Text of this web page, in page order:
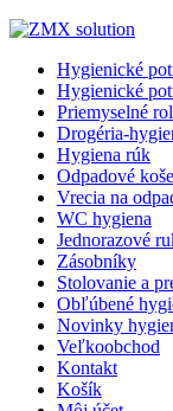
Hygienické
Hygienické
Priemyselné
Drogéria-
Hygiena rúk
Odpadové koše
Vrecia na
WC hygiena
Jednorazové
Zásobníky
Stolovanie a
Obľúbené
Novinky
Veľkoobchod
Kontakt
Košík